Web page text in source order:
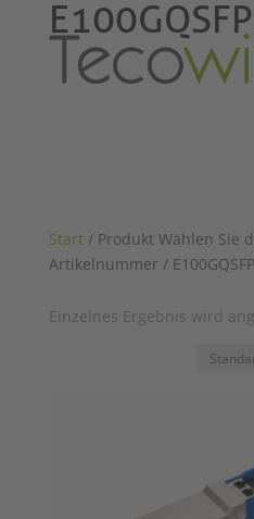
Start/ Produkt Wählen Sie
Artikelnummer /
Einzelnes Ergebnis wird